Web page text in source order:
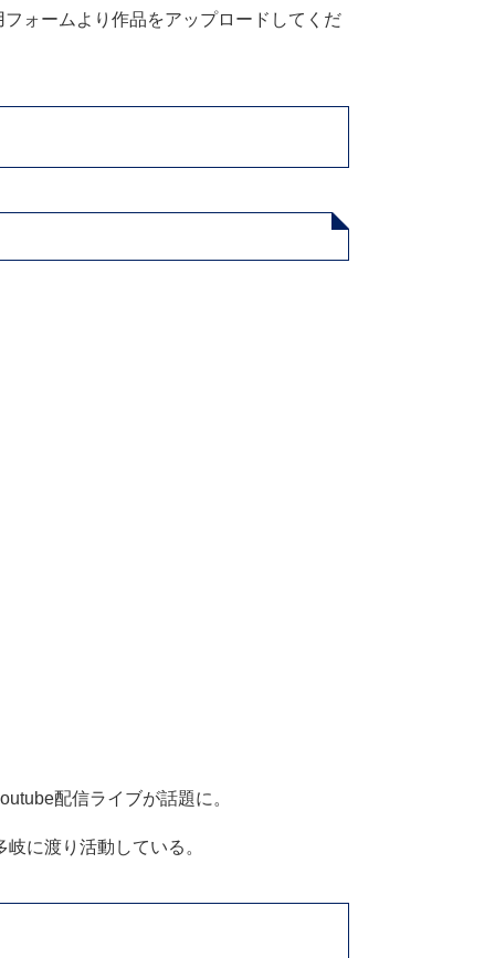
フォームより作品をアップロードしてくだ
配信ライブが話題に。
に渡り活動している。